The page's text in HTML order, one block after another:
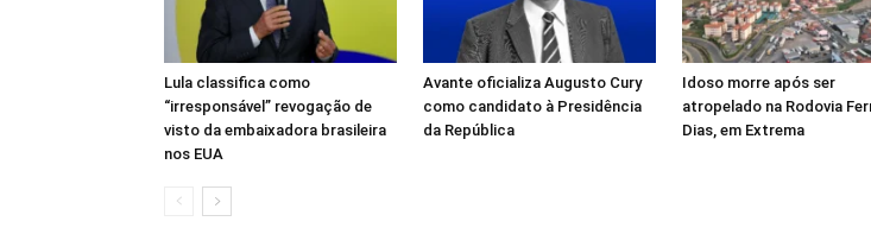
Lula classifica como
“irresponsável” revogação de
visto da embaixadora brasileira
nos EUA
Avante oficializa Augusto Cury
como candidato à Presidência
da República
Idoso morre após ser
atropelado na Rodovia
Dias, em Extrema